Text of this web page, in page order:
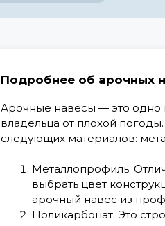
Подробнее об арочных
Арочные навесы — это одно
владельца от плохой
следующих материалов:
Металлопрофиль.
выбрать цвет
арочный навес из
Поликарбонат. Это